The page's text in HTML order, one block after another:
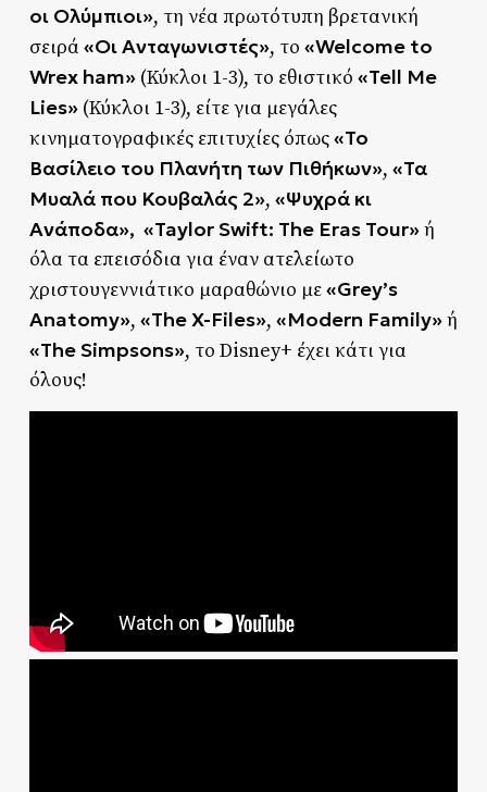
οι Ολύμπιοι», τη νέα πρωτότυπη βρετανική
σειρά «Οι Ανταγωνιστές», το «Welcome to
Wrex ham»(Κύκλοι 1-3), το εθιστικό «Tell Me
Lies»(Κύκλοι 1-3), είτε για μεγάλες
κινηματογραφικές επιτυχίες όπως«Το
Βασίλειο του Πλανήτη των Πιθήκων», «Τα
Μυαλά που Κουβαλάς 2», «Ψυχρά κι
Ανάποδα», «Taylor Swift: The Eras Tour»ή
όλα τα επεισόδια για έναν ατελείωτο
χριστουγεννιάτικο μαραθώνιο με«Grey’s
Anatomy», «The X-Files», «Modern Family»ή
«The Simpsons», το Disney+ έχει κάτι για
όλους!